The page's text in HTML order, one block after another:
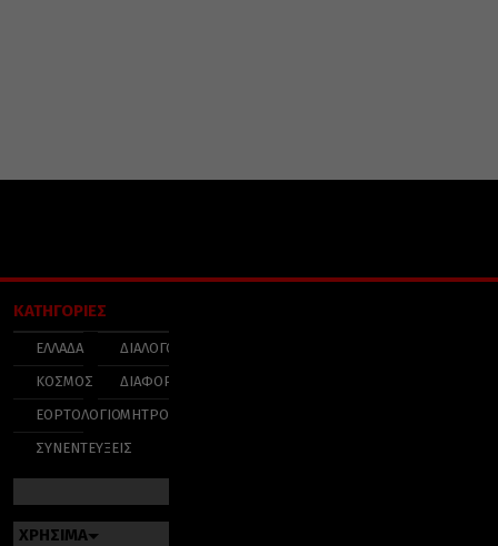
ΚΑΤΗΓΟΡΙΕΣ
ΕΛΛΑΔΑ
ΚΟΣΜΟΣ
ΕΟΡΤΟΛΟΓΙΟ
ΣΥΝΕΝΤΕΥΞΕΙΣ
ΔΙΑΛΟΓΟΣ
ΔΙΑΦΟΡΑ
ΜΗΤΡΟΠΟΛΕΙΣ
ΧΡΗΣΙΜΑ